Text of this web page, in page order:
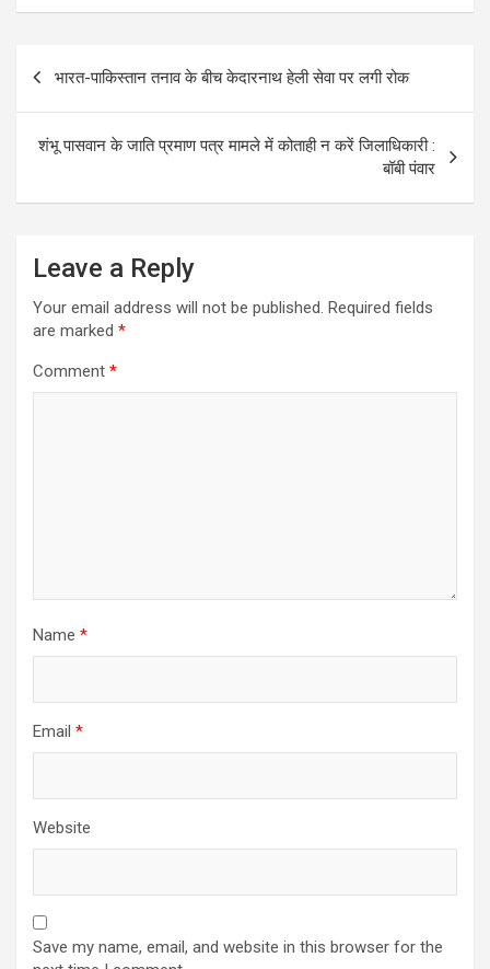
भारत-पाकिस्‍तान तनाव के बीच केदारनाथ हेली सेवा पर लगी रोक
शंभू पासवान के जाति प्रमाण पत्र मामले में कोताही न करें जिलाधिकारी :
बॉबी पंवार
Leave a Reply
Your email address will not be published. Required fields
are marked *
Comment *
Name *
Email *
Website
Save my name, email, and website in this browser for the